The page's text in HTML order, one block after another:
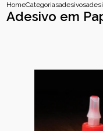
HomeCategoriasadesivos
Adesivo em